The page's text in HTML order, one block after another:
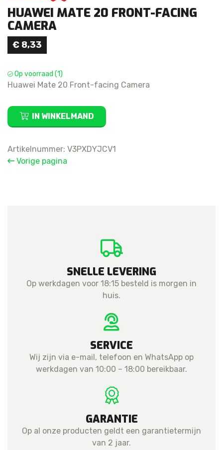
HUAWEI MATE 20 FRONT-FACING
CAMERA
€ 8,33
Op voorraad (1)
Huawei Mate 20 Front-facing Camera
Huawei
Mate
Front-
facing
IN WINKELMAND
Artikelnummer: V3PXDYJCV1
Vorige pagina
SNELLE LEVERING
Op werkdagen voor 18:15 besteld is morgen in
huis.
SERVICE
Wij zijn via e-mail, telefoon en WhatsApp op
werkdagen van 10:00 – 18:00 bereikbaar.
GARANTIE
Op al onze producten geldt een garantietermijn
van 2 jaar.